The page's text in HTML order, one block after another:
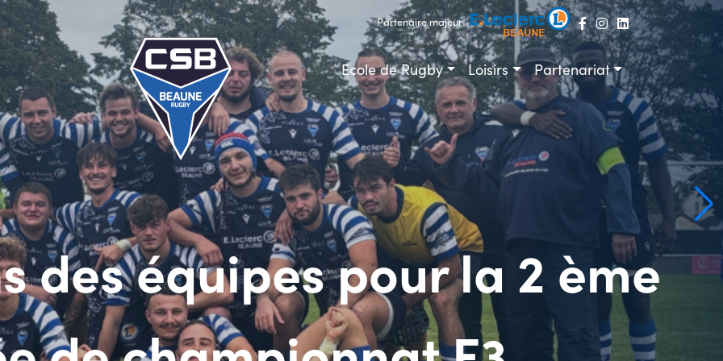
Partenaire majeur
Ecole de Rugby Loisirs Partenariat
des équipes pour la 2 ème